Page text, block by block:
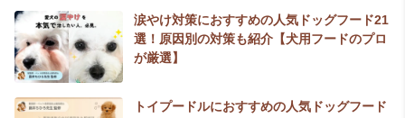
涙やけ対策におすすめの人気ドッグフード21
選！原因別の対策も紹介【犬用フードのプロ
が厳選】
トイプードルにおすすめの人気ドッグフード